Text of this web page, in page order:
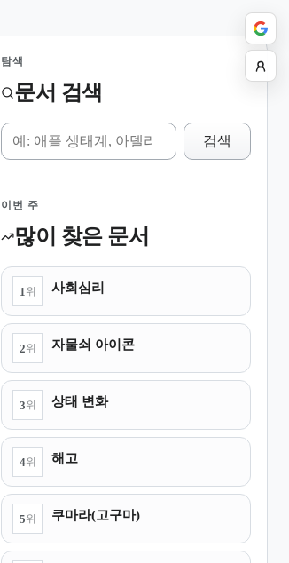
탐색
문서 검색
위키 검색
검색
이번 주
많이 찾은 문서
1 위 사회심리
2위 자물쇠 아이콘
3위 상태 변화
4위 해고
5위 쿠마라(고구마)